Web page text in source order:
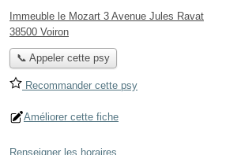
Immeuble le Mozart 3 Avenue Jules Ravat
38500 Voiron
📞 Appeler cette psy
Recommander cette psy
Améliorer cette fiche
Renseigner les horaires